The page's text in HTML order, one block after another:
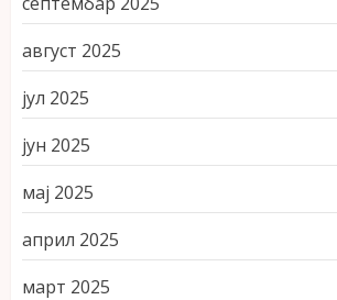
август 2025
јул 2025
јун 2025
мај 2025
април 2025
март 2025